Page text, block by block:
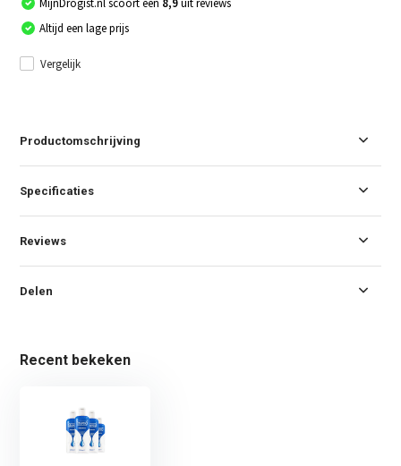
Altijd een lage prijs
Vergelijk
Productomschrijving
Specificaties
Reviews
Delen
Recent bekeken